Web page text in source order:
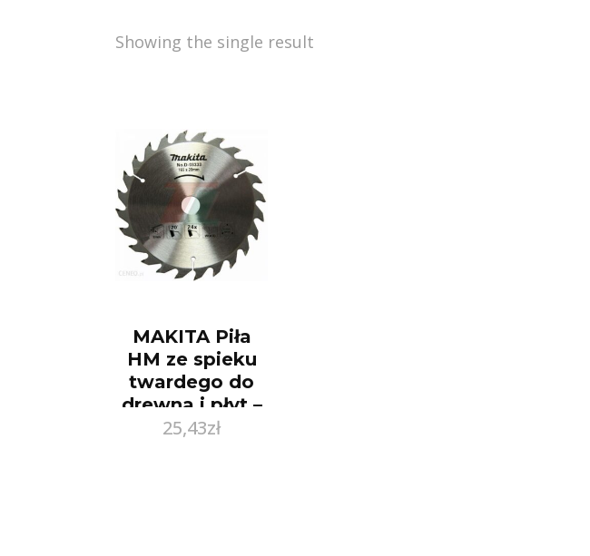
Showing the single result
MAKITA Piła
HM ze spieku
twardego do
drewna i płyt –
do pilarek
25,43zł